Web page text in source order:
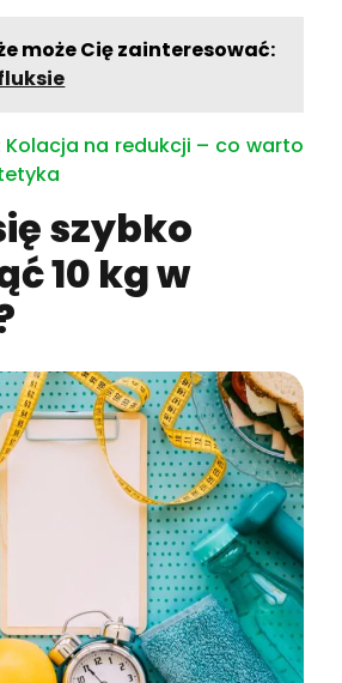
może Cię zainteresować:
Kolacja na redukcji – co warto
szybko
10 kg w